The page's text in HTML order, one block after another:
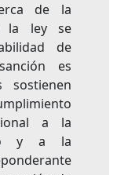
de la
la ley se
de
es
sostienen
a la
y a la